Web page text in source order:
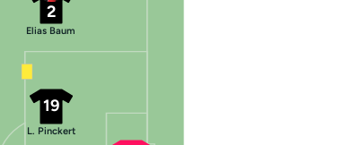
19
L. Pinckert
2
Elias Baum